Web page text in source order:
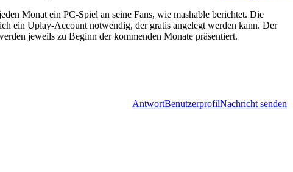
Monat ein PC-Spiel an seine Fans, wie mashable berichtet. Die
ein Uplay-Account notwendig, der gratis angelegt werden kann. Der
jeweils zu Beginn der kommenden Monate präsentiert.
AntwortBenutzerprofilNachricht senden